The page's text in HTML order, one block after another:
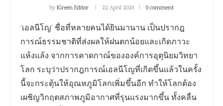
byIGreen Editor 22 April 2024 0 comment
‘เอลนีโญ’ ชื่อที่หลายคนได้ยินมานาน เป็นปรากฎ
การณ์ธรรมชาติที่ส่งผลให้ฝนตกน้อยและเกิดภาวะ
แห้งแล้ง จากการคาดกาณ์ขององค์การอุตุนิยมวิทยา
โลก ระบุว่าปรากฎการณ์เอลนีโญที่เกิดขึ้นแล้วในครั้ง
นี้จะกระตุ้นให้อุณหภูมิโลกเพิ่มขึ้นอีก ทำให้โลกต้อง
เผชิญวิกฤตสภาพภูมิอากาศที่รุนแรงมากขึ้น ทั้งคลื่น